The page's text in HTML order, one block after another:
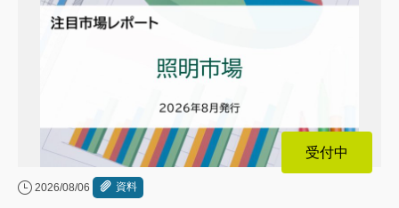
受付中
2026/08/06 資料